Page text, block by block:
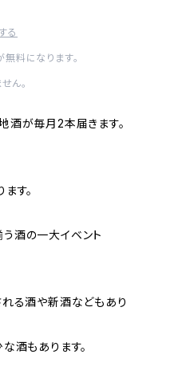
る
料になります。
ん。
酒が毎月2本届きます。
す。
酒の一大イベント
る酒や新酒などもあり
酒もあります。